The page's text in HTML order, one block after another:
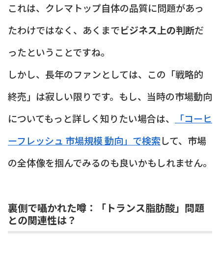
これは、クレマトップ自体の品質に問題があっ
たわけではなく、あくまでビジネス上の判断だ
ったということですね。
しかし、長年のファンとしては、この「戦略的
終売」は寂しい限りです。もし、当時の市場動向
についてもっと詳しく知りたい場合は、
「コーヒ
ーフレッシュ 市場規模 動向」で検索して、市場
の全体像を掴んでみるのも良いかもしれません。
裏側で囁かれた噂：「トランス脂肪酸」問題
との関連性は？